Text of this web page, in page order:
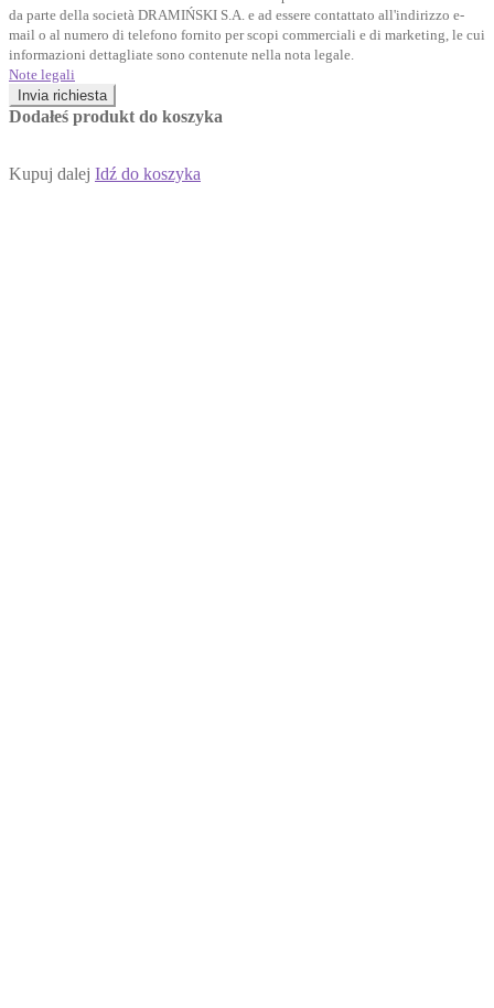
da parte della società DRAMIŃSKI S.A. e ad essere contattato all'indirizzo e-
mail o al numero di telefono fornito per scopi commerciali e di marketing, le cui
informazioni dettagliate sono contenute nella nota legale.
Note legali
Invia richiesta
Dodałeś produkt do koszyka
Kupuj dalej Idź do koszyka